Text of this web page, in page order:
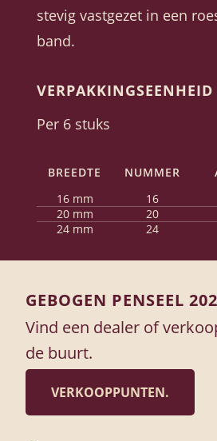
stevig vastgezet in een
band.
VERPAKKINGSEENHEID
Per 6 stuks
BREEDTE NUMMER
16 mm
16
20 mm
20
24 mm
24
GEBOGEN PENSEEL
Vind een dealer of
de buurt.
VERKOOPPUNTEN.